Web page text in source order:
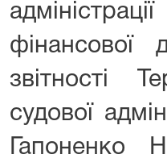
фінансової
звітності
судової
Гапоненко